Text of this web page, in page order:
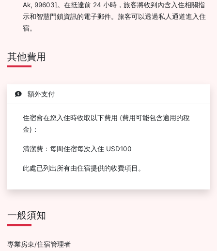
Ak, 99603]。在抵達前 24 小時，旅客將收到內含入住相關指
示和智慧門鎖資訊的電子郵件。旅客可以透過私人通道進入住
宿。
其他費用
額外支付
住宿會在您入住時收取以下費用 (費用可能包含適用的稅
金)：
清潔費：每間住宿每次入住 USD100
此處已列出所有由住宿提供的收費項目。
一般須知
專業房東/住宿管理者